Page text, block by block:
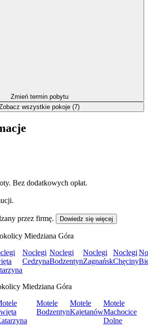
Zmień termin pobytu
wszystkie pokoje (7)
Bez dodatkowych opłat.
przez firmę.
Dowiedz się więcej
Miedziana Góra
Noclegi
Cedzyna
Noclegi
Bodzentyn
Noclegi
Zagnańsk
Noclegi
Chęciny
Miedziana Góra
Motele
Bodzentyn
Motele
Kajetanów
Motele
Machocice
Dolne